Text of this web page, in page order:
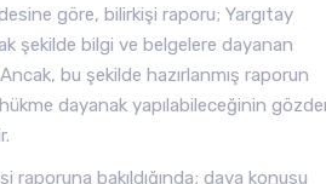
göre, bilirkişi raporu; Yargıtay
şekilde bilgi ve belgelere dayanan
bu şekilde hazırlanmış raporun
dayanak yapılabileceğinin
raporuna bakıldığında; dava konusu